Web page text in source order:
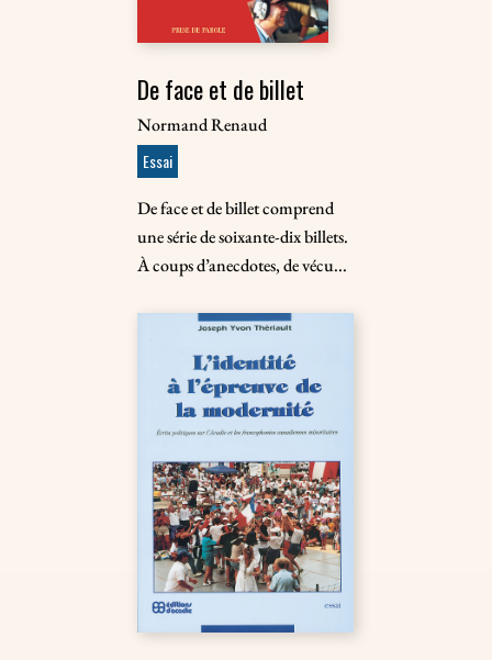
De face et de billet
Normand Renaud
Essai
De face et de billet comprend
une série de soixante-dix billets.
À coups d’anecdotes, de vécu...